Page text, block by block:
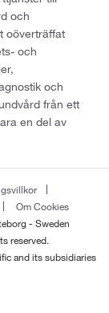
och
oöverträffat
och
och
från ett
en del av
Om Cookies
- Sweden
reserved.
and its subsidiaries